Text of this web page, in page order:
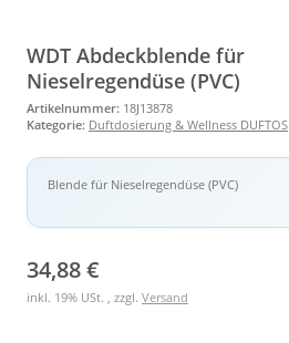
WDT Abdeckblende für
Nieselregendüse (PVC)
Artikelnummer: 18J13878
Kategorie: Duftdosierung & Wellness DUFTOS
Blende für Nieselregendüse (PVC)
34,88 €
inkl. 19% USt. , zzgl. Versand